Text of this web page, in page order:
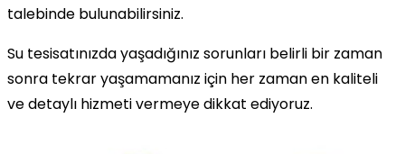
talebinde bulunabilirsiniz.
Su tesisatınızda yaşadığınız sorunları belirli bir zaman
sonra tekrar yaşamamanız için her zaman en kaliteli
ve detaylı hizmeti vermeye dikkat ediyoruz.